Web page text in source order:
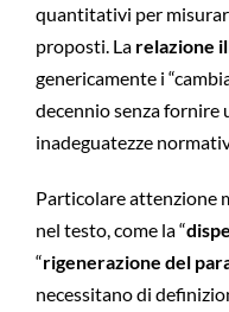
quantitativi per
proposti. La relazione
genericamente i
decennio senza fornire
inadeguatezze
Particolare attenzione
nel testo, come la “
“rigenerazione del
necessitano di